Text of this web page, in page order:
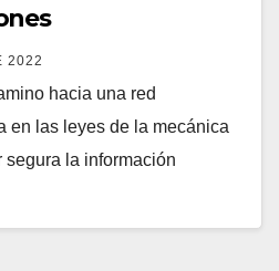
2022
hacia una red
en las leyes de la mecánica
segura la información